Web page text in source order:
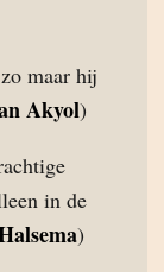
maar hij
Akyol)
in de
)